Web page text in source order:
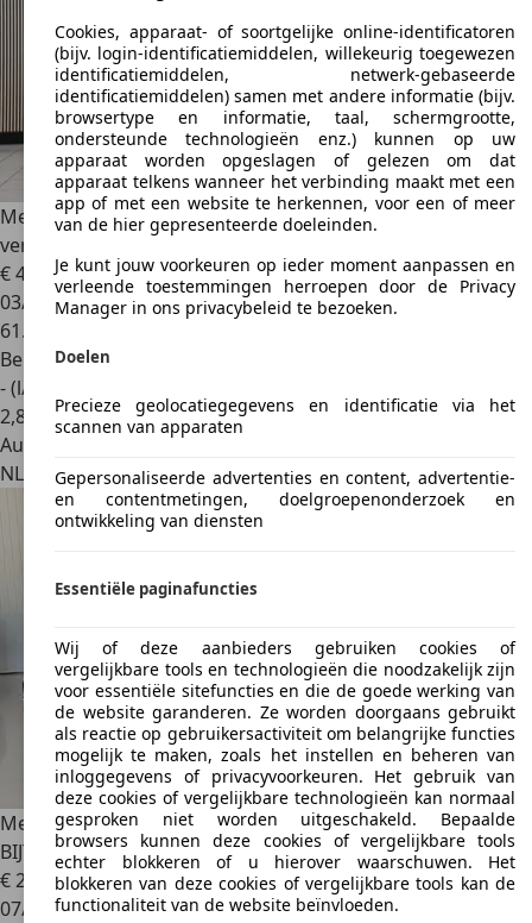
Mercedes-Benz SL 55 AMG55|Ventilatie|Keyless|ABC
vering
€ 43.000
03/2004
61.210 km
Benzine
- (l/100 km)
2,8
Autobedrijf
NL 9502 EZStadskanaal
Mercedes-Benz SL 55 AMGZEER NETTE AUTO,
BIJTELLINGSVRIENDELIJK, ETC….
€ 29.950
07/2002
Cookies, apparaat- of soortgelijke online-identificatoren
(bijv. login-identificatiemiddelen, willekeurig toegewezen
identificatiemiddelen, netwerk-gebaseerde
identificatiemiddelen) samen met andere informatie (bijv.
browsertype en informatie, taal, schermgrootte,
ondersteunde technologieën enz.) kunnen op uw
apparaat worden opgeslagen of gelezen om dat
apparaat telkens wanneer het verbinding maakt met een
app of met een website te herkennen, voor een of meer
van de hier gepresenteerde doeleinden.
Je kunt jouw voorkeuren op ieder moment aanpassen en
verleende toestemmingen herroepen door de Privacy
Manager in ons privacybeleid te bezoeken.
Doelen
Precieze geolocatiegegevens en identificatie via het
scannen van apparaten
Gepersonaliseerde advertenties en content, advertentie-
en contentmetingen, doelgroepenonderzoek en
ontwikkeling van diensten
Essentiële paginafuncties
Wij of deze aanbieders gebruiken cookies of
vergelijkbare tools en technologieën die noodzakelijk zijn
voor essentiële sitefuncties en die de goede werking van
de website garanderen. Ze worden doorgaans gebruikt
als reactie op gebruikersactiviteit om belangrijke functies
mogelijk te maken, zoals het instellen en beheren van
inloggegevens of privacyvoorkeuren. Het gebruik van
deze cookies of vergelijkbare technologieën kan normaal
gesproken niet worden uitgeschakeld. Bepaalde
browsers kunnen deze cookies of vergelijkbare tools
echter blokkeren of u hierover waarschuwen. Het
blokkeren van deze cookies of vergelijkbare tools kan de
functionaliteit van de website beïnvloeden.